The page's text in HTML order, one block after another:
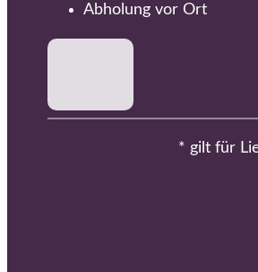
Abholung vor Ort
* gilt für